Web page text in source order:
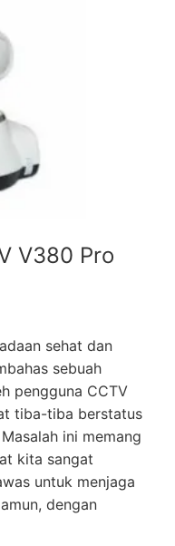
V380 Pro
sehat dan
sebuah
pengguna CCTV
tiba-tiba berstatus
ini memang
kita sangat
untuk menjaga
dengan